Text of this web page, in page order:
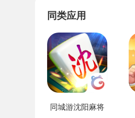
同类应用
同城游沈阳麻将